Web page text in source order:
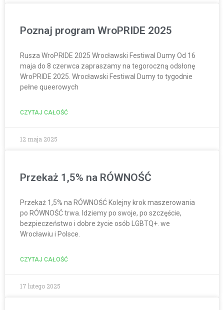
Poznaj program WroPRIDE 2025
Rusza WroPRIDE 2025 Wrocławski Festiwal Dumy Od 16
maja do 8 czerwca zapraszamy na tegoroczną odsłonę
WroPRIDE 2025. Wrocławski Festiwal Dumy to tygodnie
pełne queerowych
CZYTAJ CAŁOŚĆ
12 maja 2025
Przekaż 1,5% na RÓWNOŚĆ
Przekaż 1,5% na RÓWNOŚĆ Kolejny krok maszerowania
po RÓWNOŚĆ trwa. Idziemy po swoje, po szczęście,
bezpieczeństwo i dobre życie osób LGBTQ+. we
Wrocławiu i Polsce.
CZYTAJ CAŁOŚĆ
17 lutego 2025